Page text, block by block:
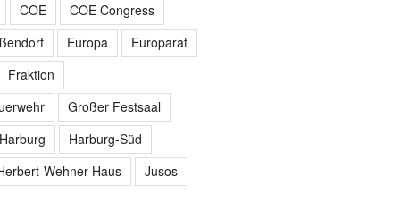
COE
COE Congress
Europa
Europarat
Fraktion
Großer Festsaal
Harburg-Süd
Wehner-Haus
Jusos